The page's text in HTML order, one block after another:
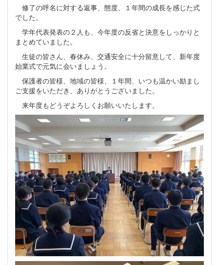
修了の呼名に対する返事、態度、１年間の成長を感じた式
でした。
学年代表発表の２人も、今年度の反省と決意をしっかりと
まとめていました。
生徒の皆さん、春休み、交通安全に十分留意して、新年度
始業式で元気に会いましょう。
保護者の皆様、地域の皆様、１年間、いつも温かい励まし
ご支援をいただき、ありがとうございました。
来年度もどうぞよろしくお願いいたします。